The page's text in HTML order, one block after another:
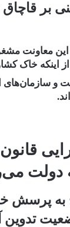
بر قاچاق
این معاونت
اینکه خاک
و سازمان‌های
دولت
به پرسش
تدوین